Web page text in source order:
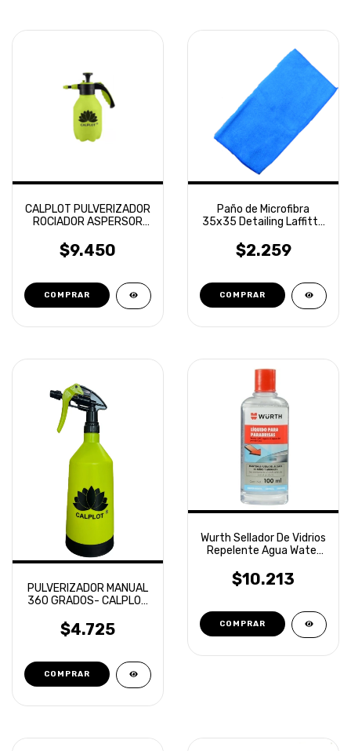
CALPLOT PULVERIZADOR
ROCIADOR ASPERSOR
$9.450
Paño de Microfibra
35x35 Detailing Laffitte
$2.259
PULVERIZADOR MANUAL
360 GRADOS- CALPLOT
$4.725
Wurth Sellador De Vidrios
Repelente Agua Water
$10.213